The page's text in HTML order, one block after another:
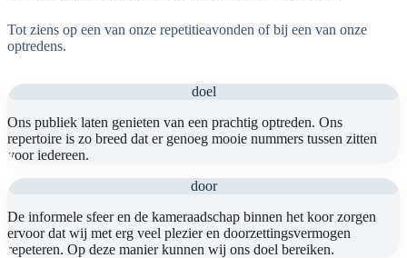
Tot ziens op een van onze repetitieavonden of bij een van onze
optredens.
doel
Ons publiek laten genieten van een prachtig optreden. Ons
repertoire is zo breed dat er genoeg mooie nummers tussen zitten
voor iedereen.
door
De informele sfeer en de kameraadschap binnen het koor zorgen
ervoor dat wij met erg veel plezier en doorzettingsvermogen
repeteren. Op deze manier kunnen wij ons doel bereiken.